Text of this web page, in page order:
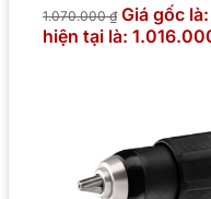
1.070.000₫ Giá gốc
hiện tại là: